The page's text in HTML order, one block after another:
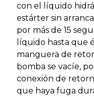
con el líquido
estárter sin
por más de 15
líquido hasta que
manguera de
bomba se vacíe,
conexión de
que haya fuga